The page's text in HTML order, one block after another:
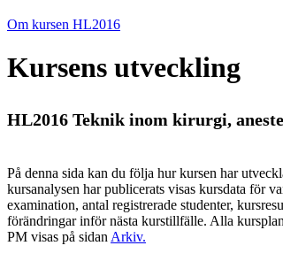
Om kursen HL2016
Kursens utveckling
HL2016 Teknik inom kirurgi,
På denna sida kan du följa hur kursen har
kursanalysen har publicerats visas kursdata för
examination, antal registrerade studenter,
förändringar inför nästa kurstillfälle. Alla
PM visas på sidan Arkiv.